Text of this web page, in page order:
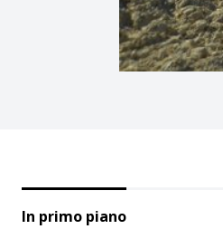
In primo piano